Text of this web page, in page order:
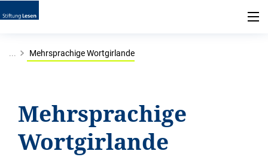
... Mehrsprachige Wortgirlande
Mehrsprachige
Wortgirlande